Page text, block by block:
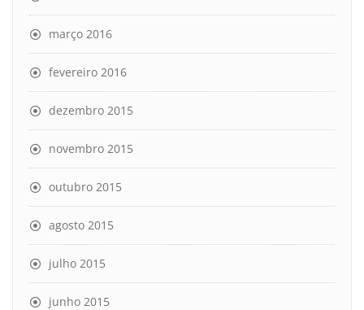
março 2016
fevereiro 2016
dezembro 2015
novembro 2015
outubro 2015
agosto 2015
julho 2015
junho 2015